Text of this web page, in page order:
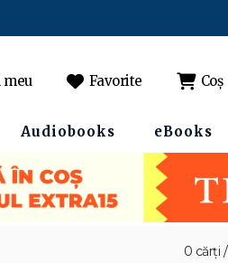
meu Favorite Coș
Audiobooks eBooks
0 cărți /